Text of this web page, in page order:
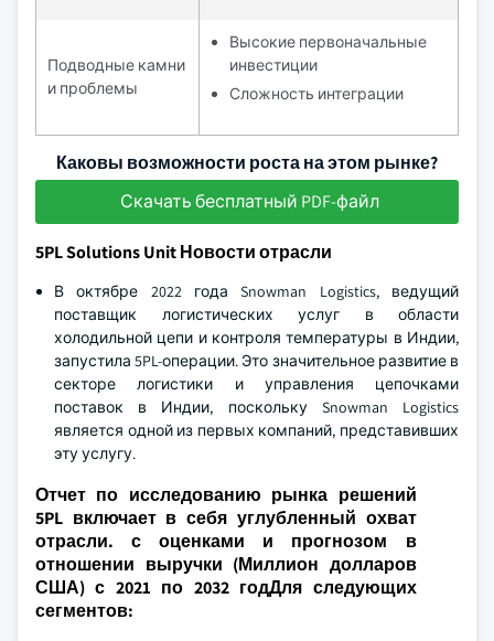
Подводные камни
и проблемы
Высокие первоначальные
инвестиции
Сложность интеграции
Каковы возможности роста на этом рынке?
Скачать бесплатный PDF-файл
5PL Solutions Unit Новости отрасли
В октябре 2022 года Snowman Logistics, ведущий
поставщик логистических услуг в области
холодильной цепи и контроля температуры в Индии,
запустила 5PL-операции. Это значительное развитие в
секторе логистики и управления цепочками
поставок в Индии, поскольку Snowman Logistics
является одной из первых компаний, представивших
эту услугу.
Отчет по исследованию рынка решений
5PL включает в себя углубленный охват
отрасли. с оценками и прогнозом в
отношении выручки (Миллион долларов
США) с 2021 по 2032 годДля следующих
сегментов: